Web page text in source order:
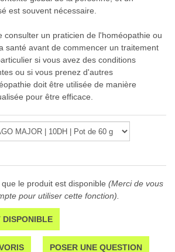
est souvent nécessaire.
consulter un praticien de l'homéopathie ou
santé avant de commencer un traitement
si vous avez des conditions
ou si vous prenez d'autres
doit être utilisée de manière
pour être efficace.
le produit est disponible (Merci de vous
pour utiliser cette fonction).
DISPONIBLE
POSER UNE QUESTION